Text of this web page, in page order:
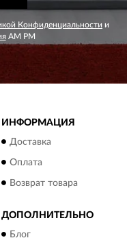
Конфиденциальности и
AM PM
ИНФОРМАЦИЯ
Доставка
Оплата
Возврат товара
ДОПОЛНИТЕЛЬНО
Блог